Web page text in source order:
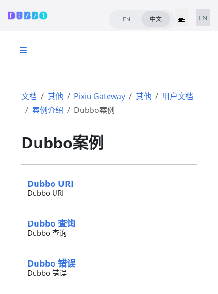
EN 中文 EN
文档 其他 Pixiu Gateway 其他
用户文档
案例介绍
Dubbo案例
Dubbo案例
Dubbo URI
Dubbo URI
Dubbo 查询
Dubbo 查询
Dubbo 错误
Dubbo 错误